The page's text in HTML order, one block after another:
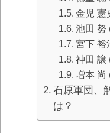
金児 憲
池田 努
宮下 裕
神田 譲
増本 尚
石原軍団、
は？